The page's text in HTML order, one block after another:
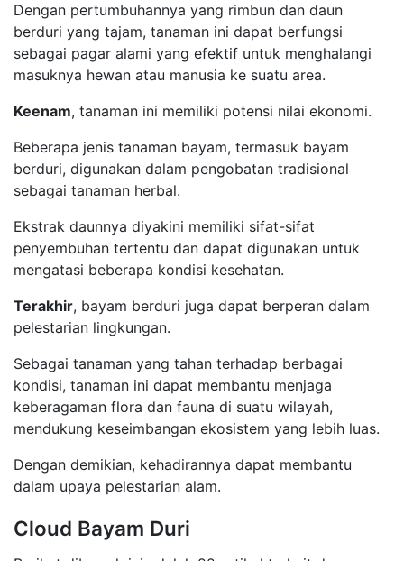
Dengan pertumbuhannya yang rimbun dan daun
berduri yang tajam, tanaman ini dapat berfungsi
sebagai pagar alami yang efektif untuk menghalangi
masuknya hewan atau manusia ke suatu area.
Keenam, tanaman ini memiliki potensi nilai ekonomi.
Beberapa jenis tanaman bayam, termasuk bayam
berduri, digunakan dalam pengobatan tradisional
sebagai tanaman herbal.
Ekstrak daunnya diyakini memiliki sifat-sifat
penyembuhan tertentu dan dapat digunakan untuk
mengatasi beberapa kondisi kesehatan.
Terakhir, bayam berduri juga dapat berperan dalam
pelestarian lingkungan.
Sebagai tanaman yang tahan terhadap berbagai
kondisi, tanaman ini dapat membantu menjaga
keberagaman flora dan fauna di suatu wilayah,
mendukung keseimbangan ekosistem yang lebih luas.
Dengan demikian, kehadirannya dapat membantu
dalam upaya pelestarian alam.
Cloud Bayam Duri